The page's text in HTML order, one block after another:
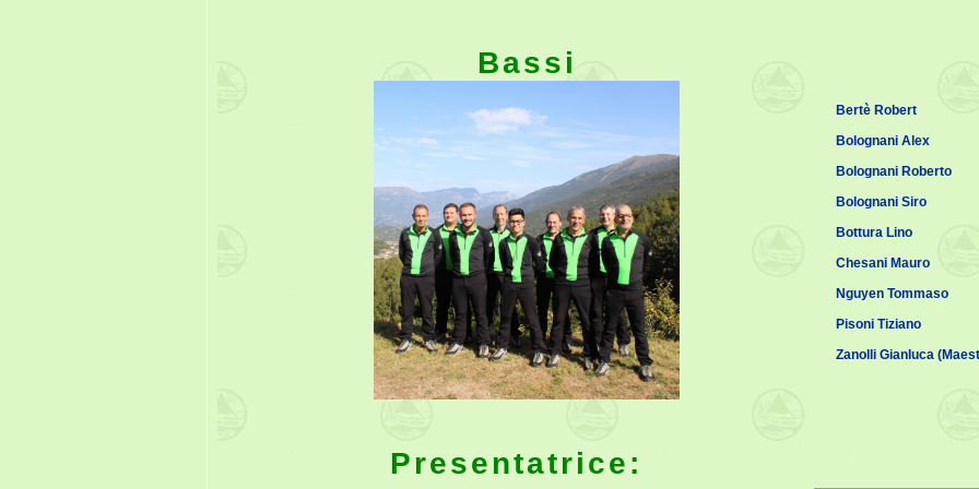
Bassi
Bertè Robert
Bolognani Alex
Bolognani Roberto
Bolognani Siro
Bottura Lino
Chesani Mauro
Nguyen Tommaso
Pisoni Tiziano
Zanolli Gianluca
Presentatrice: